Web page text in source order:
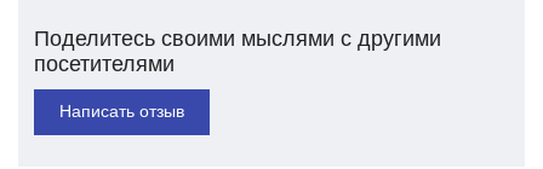
Поделитесь своими мыслями с другими
посетителями
Написать отзыв